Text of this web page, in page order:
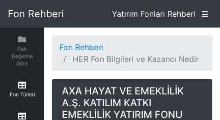
Fon Rehberi Yatırım Fonları Rehberi
Risk
Değerine
Göre
Fon Türleri
Fon Rehberi
HER Fon Bilgileri ve Kazancı Nedir
AXA HAYAT VE EMEKLİLİK
A.Ş. KATILIM KATKI
EMEKLİLİK YATIRIM FONU